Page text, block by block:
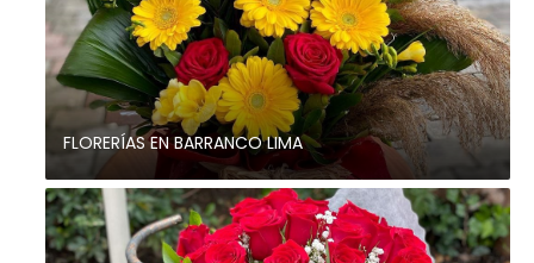
FLORERÍAS EN BARRANCO LIMA